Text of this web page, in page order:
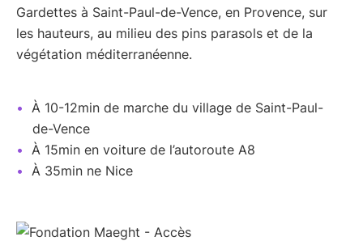
Gardettes à Saint-Paul-de-Vence, en Provence, sur
les hauteurs, au milieu des pins parasols et de la
végétation méditerranéenne.
À 10-12min de marche du village de Saint-Paul-
de-Vence
À 15min en voiture de l’autoroute A8
À 35min ne Nice